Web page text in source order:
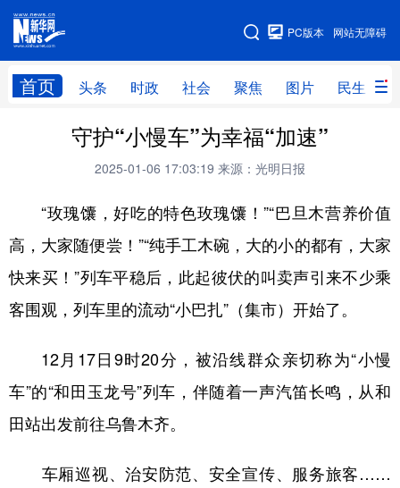
网站无障碍
PC版本
首页 头条 时政 社会 聚焦 图片 民生
网站地图
时政 社会
民生 访谈
访惠聚 专题 服务 援疆
云游新疆 云端悦读 云看书画 光影新疆
人事频道 融媒体联播 廉政频道 新华视角看新疆
地方频道
北京 天津 河北 山西
辽宁 吉林
浙江 安徽 福建 江西
守护“小慢车”为幸福“加速”
2025-01-06 17:03:19 来源：光明日报
“玫瑰馕，好吃的特色玫瑰馕！”“巴旦木营养价值
高，大家随便尝！”“纯手工木碗，大的小的都有，大家
快来买！”列车平稳后，此起彼伏的叫卖声引来不少乘
客围观，列车里的流动“小巴扎”（集市）开始了。
12月17日9时20分，被沿线群众亲切称为“小慢
车”的“和田玉龙号”列车，伴随着一声汽笛长鸣，从和
田站出发前往乌鲁木齐。
车厢巡视、治安防范、安全宣传、服务旅客……